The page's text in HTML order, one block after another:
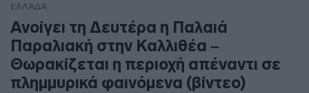
ΕΛΛΑΔΑ
Ανοίγει τη Δευτέρα η Παλαιά
Παραλιακή στην Καλλιθέα –
Θωρακίζεται η περιοχή απέναντι σε
πλημμυρικά φαινόμενα (βίντεο)